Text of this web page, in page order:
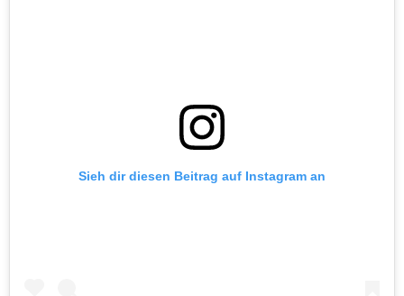
Sieh dir diesen Beitrag auf Instagram an